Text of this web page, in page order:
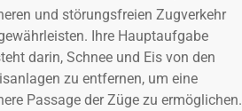
und störungsfreien Zugverkehr
Ihre Hauptaufgabe
darin, Schnee und Eis von den
zu entfernen, um eine
Passage der Züge zu ermöglichen.